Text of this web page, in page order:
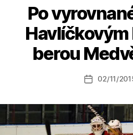
Po
Havlíčkovým
berou
A
u
t
o
a
s
o
Datum
02/11/